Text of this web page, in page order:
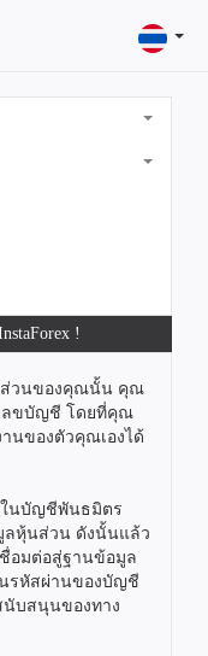
!
ส่วนของคุณนั้น คุณ
ลขบัญชี โดยที่คุณ
นของตัวคุณเองได้
นบัญชีพันธมิตร
ลหุ้นส่วน ดังนั้นแล้ว
อมต่อสู่ฐานข้อมูล
รหัสผ่านของบัญชี
นับสนุนของทาง